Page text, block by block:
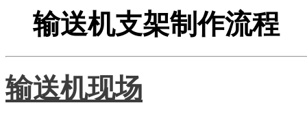
输送机支架制作流程
输送机现场